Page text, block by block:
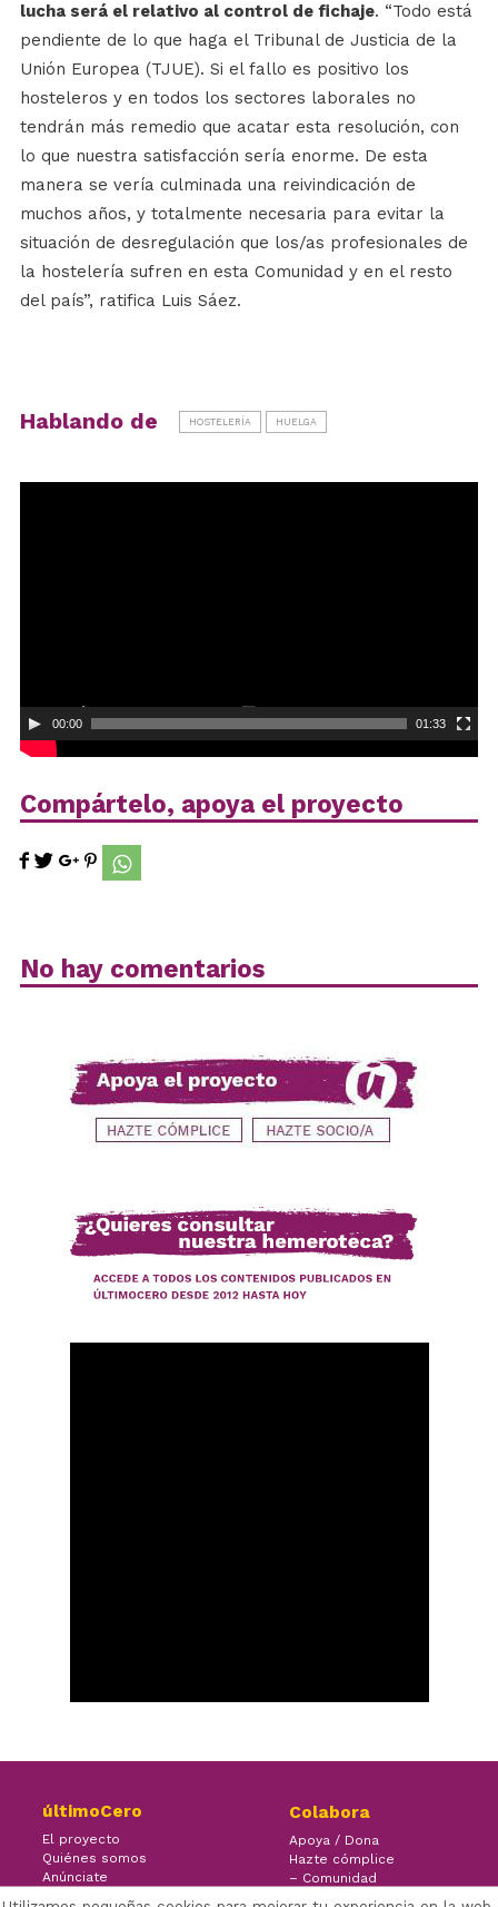
lucha será el relativo al control de fichaje. “Todo está
pendiente de lo que haga el Tribunal de Justicia de la
Unión Europea (TJUE). Si el fallo es positivo los
hosteleros y en todos los sectores laborales no
tendrán más remedio que acatar esta resolución, con
lo que nuestra satisfacción sería enorme. De esta
manera se vería culminada una reivindicación de
muchos años, y totalmente necesaria para evitar la
situación de desregulación que los/as profesionales de
la hostelería sufren en esta Comunidad y en el resto
del país”, ratifica Luis Sáez.
Hablando de HOSTELERÍA HUELGA
00:00 01:33
Compártelo, apoya el proyecto
No hay comentarios
últimoCero
El proyecto
Quiénes somos
Anúnciate
Colabora
Apoya / Dona
Hazte cómplice
– Comunidad